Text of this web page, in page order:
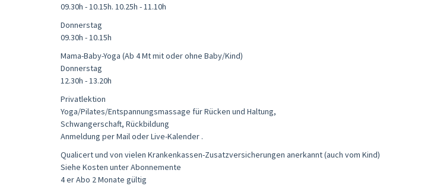
09.30h - 10.15h. 10.25h - 11.10h
Donnerstag
09.30h - 10.15h
Mama-Baby-Yoga (Ab 4 Mt mit oder ohne Baby/Kind)
Donnerstag
12.30h - 13.20h
Privatlektion
Yoga/Pilates/Entspannungsmassage für Rücken und Haltung,
Schwangerschaft, Rückbildung
Anmeldung per Mail oder Live-Kalender .
Qualicert und von vielen Krankenkassen-Zusatzversicherungen anerkannt (auch vom Kind)
Siehe Kosten unter Abonnemente
4 er Abo 2 Monate gültig